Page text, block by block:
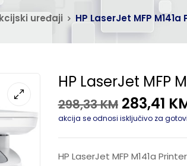
uređaji HP LaserJet MFP M141a
HP LaserJet MFP
298,33KM 283,41
akcija se odnosi isključivo za
HP LaserJet MFP M141a Printer